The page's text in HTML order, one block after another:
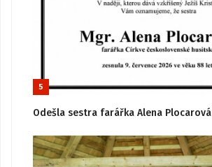
5
Odešla sestra farářka Alena Plocarová